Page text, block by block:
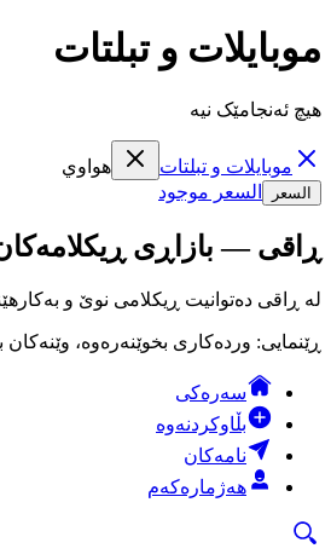
موبايلات و تبلتات
هیچ ئەنجامێک نیە
موبايلات و تبلتات هواوي
السعر السعر موجود
ڕاقی — بازاڕی
لە ڕاقی دەتوانیت ڕیکلامی نوێ و
ڕێنمایی: وردەکاری بخوێنەرەوە،
سەرەکی
بڵاوکردنەوە
نامەکان
هەژمارەکەم